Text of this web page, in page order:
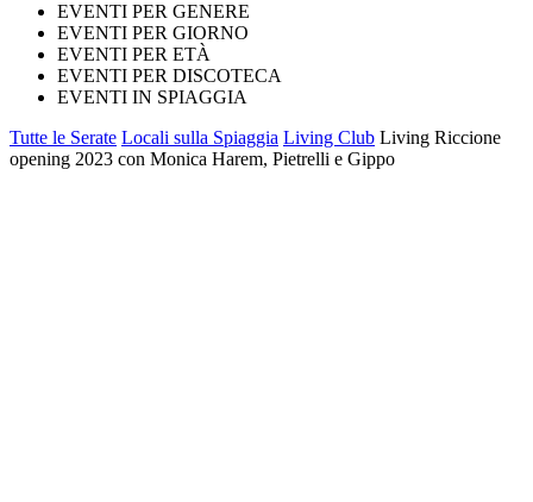
EVENTI PER GENERE
EVENTI PER GIORNO
EVENTI PER ETÀ
EVENTI PER DISCOTECA
EVENTI IN SPIAGGIA
Tutte le Serate Locali sulla Spiaggia Living Club Living Riccione
opening 2023 con Monica Harem, Pietrelli e Gippo